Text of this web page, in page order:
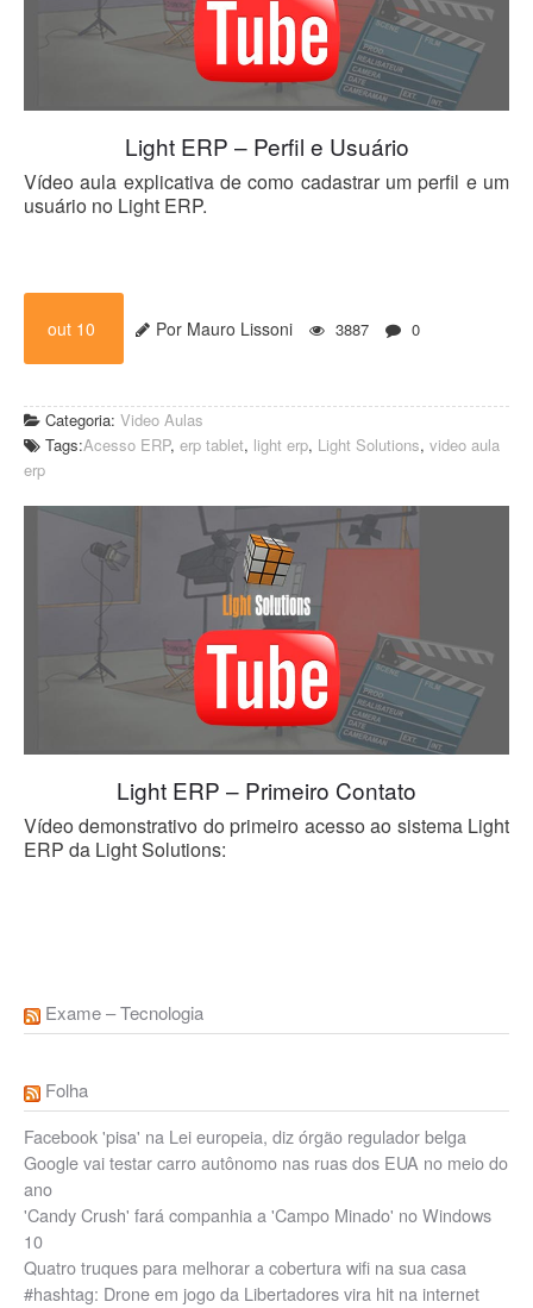
Light ERP – Perfil e Usuário
Vídeo aula explicativa de como cadastrar um perfil e um
usuário no Light ERP.
out 10 Por Mauro Lissoni 3887 0
Categoria: Video Aulas
Tags:Acesso ERP, erp tablet, light erp, Light Solutions, video aula
erp
Light ERP – Primeiro Contato
Vídeo demonstrativo do primeiro acesso ao sistema Light
ERP da Light Solutions:
Exame – Tecnologia
Folha
Facebook 'pisa' na Lei europeia, diz órgão regulador belga
Google vai testar carro autônomo nas ruas dos EUA no meio do
ano
'Candy Crush' fará companhia a 'Campo Minado' no Windows
10
Quatro truques para melhorar a cobertura wifi na sua casa
#hashtag: Drone em jogo da Libertadores vira hit na internet